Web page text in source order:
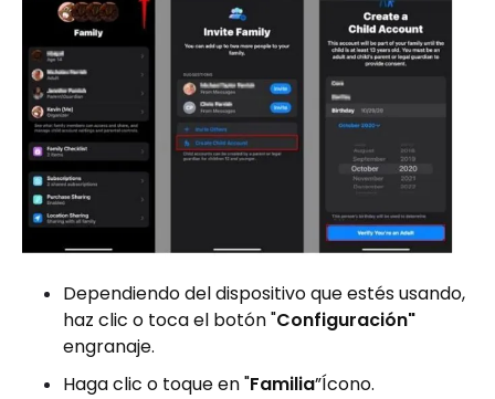
Dependiendo del dispositivo que estés usando,
haz clic o toca el botón "Configuración"
engranaje.
Haga clic o toque en "Familia”Ícono.